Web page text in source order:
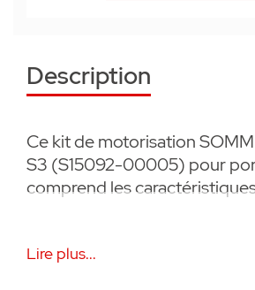
Description
Ce kit de motorisation
S3 (S15092-00005) pour
comprend les
• éclairage à LED,
Lire plus...